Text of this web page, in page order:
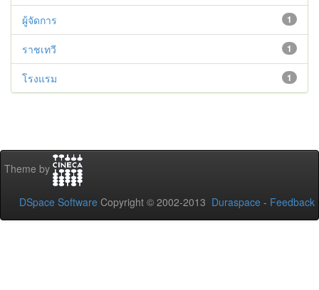
1
ผู้จัดการ
1
ราชเทวี
1
โรงแรม
Theme by
DSpace Software Copyright © 2002-2013 Duraspace - Feedback